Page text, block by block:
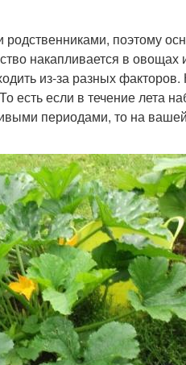
поэтому
накапливается в овощах
из-за разных
есть если в течение лета
периодами, то на